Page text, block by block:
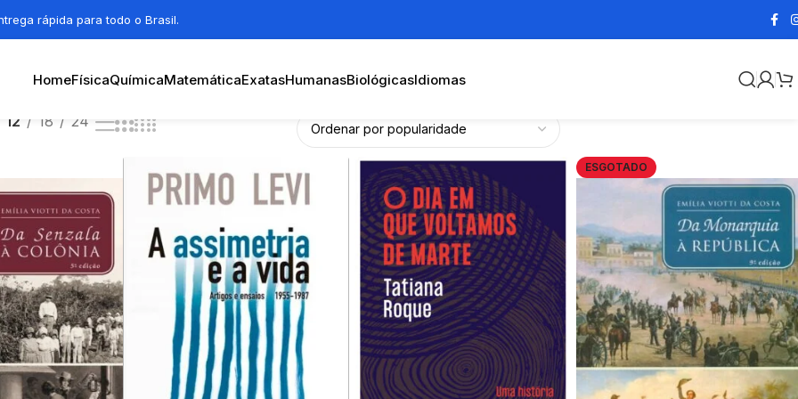
rápida para todo o Brasil.
HomeFísicaQuímicaMatemáticaExatasHumanasBiológicasIdiomas
12 18 24
ESGOTADO